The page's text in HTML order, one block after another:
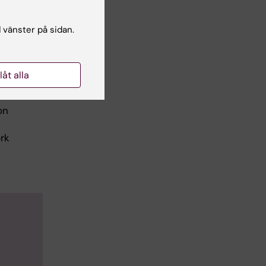
på sidan.
alla